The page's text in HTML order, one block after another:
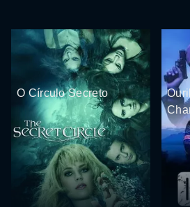
O Círculo Secreto